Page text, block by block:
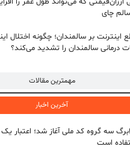
مهمترین مقالات
چای
اینترنت بر سالمندان؛ چگونه اختلال
درمانی سالمندان را تشدید می‌کند؟
آخرین اخبار
سه گروه کد ملی آغاز شد؛ اعتبار
است